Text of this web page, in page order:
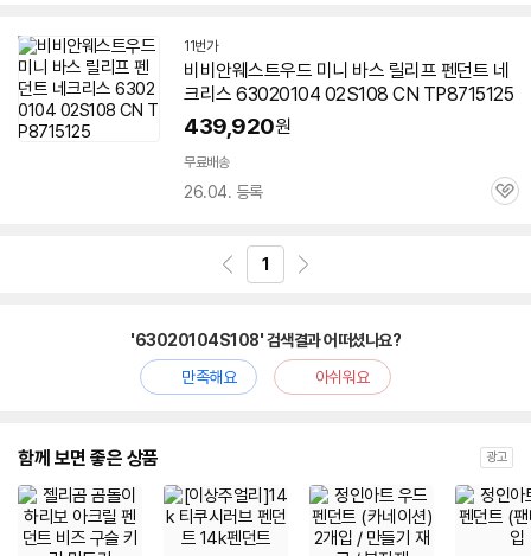
11번가
비비안웨스트우드 미니 바스 릴리프 펜던트 네
크리스 63020104 02S108 CN TP8715125
439,920원
무료배송
26.04. 등록
관
1
'63020104S108' 검색결과 어떠셨나요?
만족해요
아쉬워요
함께 보면 좋은 상품 광고